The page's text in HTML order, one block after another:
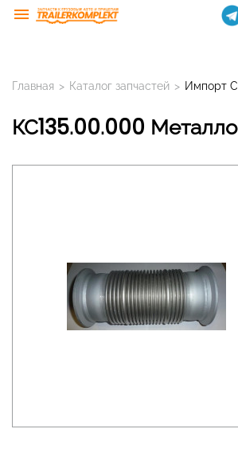
menu
Главная > Каталог запчастей > Импорт
КС135.00.000